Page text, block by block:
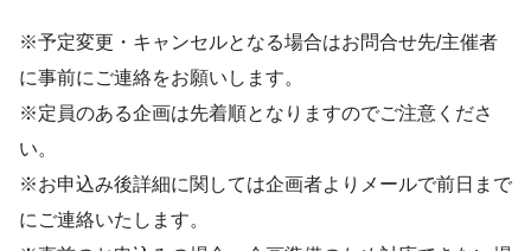
※予定変更・キャンセルとなる場合はお問合せ先/主催者
に事前にご連絡をお願いします。
※定員のある企画は先着順となりますのでご注意くださ
い。
※お申込み後詳細に関しては企画者よりメールで前日まで
にご連絡いたします。